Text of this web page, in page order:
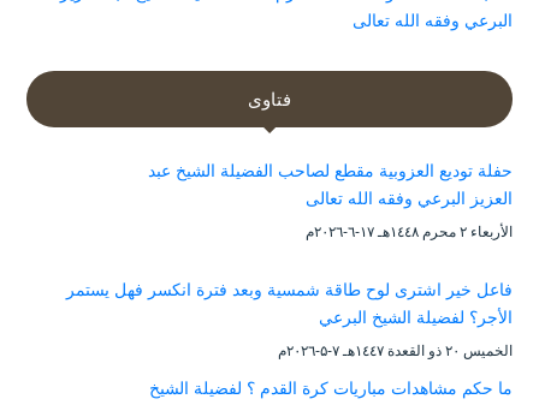
البرعي وفقه الله تعالى
فتاوى
حفلة توديع العزوبية مقطع لصاحب الفضيلة الشيخ عبد
العزيز البرعي وفقه الله تعالى
الأربعاء ۲ محرم ۱٤٤۸هـ ۱۷-٦-۲۰۲٦م
فاعل خير اشترى لوح طاقة شمسية وبعد فترة انكسر فهل يستمر
الأجر؟ لفضيلة الشيخ البرعي
الخميس ۲۰ ذو القعدة ۱٤٤۷هـ ۷-۵-۲۰۲٦م
ما حكم مشاهدات مباريات كرة القدم ؟ لفضيلة الشيخ